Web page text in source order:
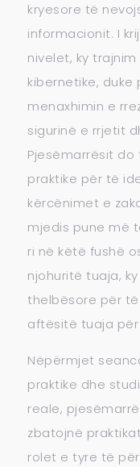
kryesore të
informacionit. I
nivelet, ky
kibernetike, duke
menaxhimin e
sigurinë e rrjetit
Pjesëmarrësit
praktike për të
kërcënimet e
mjedis pune më
ri në këtë fushë
njohuritë tuaja,
thelbësore për
aftësitë tuaja për
Nëpërmjet
praktike dhe
reale,
zbatojnë
rolet e tyre të